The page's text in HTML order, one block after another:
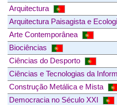
Arquitectura
Arquitectura Paisagista e
Arte Contemporânea
Biociências
Ciências do Desporto
Ciências e Tecnologias da
Construção Metálica e Mista
Democracia no Século XXI